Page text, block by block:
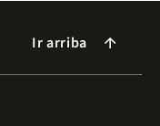
Ir arriba arrow_forward